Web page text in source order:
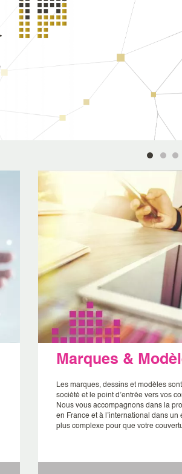
Marques &
Les marques, dessins et modèles
société et le point d’entrée vers vos
Nous vous accompagnons dans la
en France et à l’international dans
plus complexe pour que votre